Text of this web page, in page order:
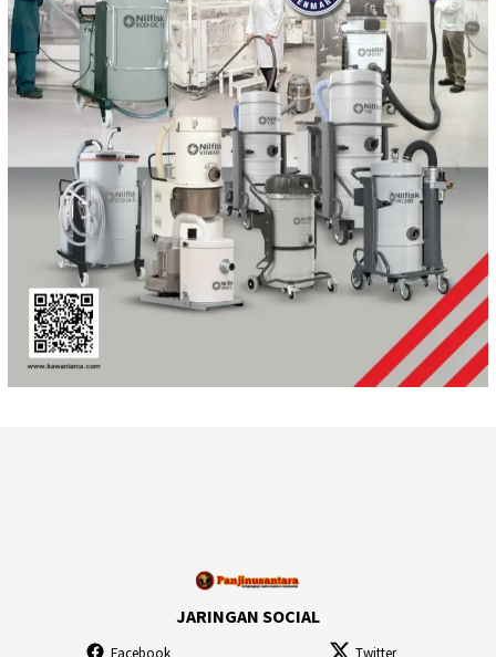
JARINGAN SOCIAL
Facebook Twitter